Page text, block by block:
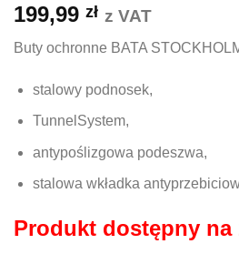
199,99 zł z VAT
Buty ochronne BATA
stalowy podnosek,
TunnelSystem,
antypoślizgowa podeszwa,
stalowa wkładka
Produkt dostępny na